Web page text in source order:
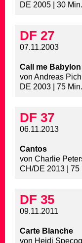
DE 2005 | 30 Min.
DF 27
07.11.2003
Call me Babylon
von Andreas
DE 2003 | 75 Min.
DF 37
06.11.2013
Cantos
von Charlie
CH/DE 2013 | 75
DF 35
09.11.2011
Carte Blanche
von Heidi